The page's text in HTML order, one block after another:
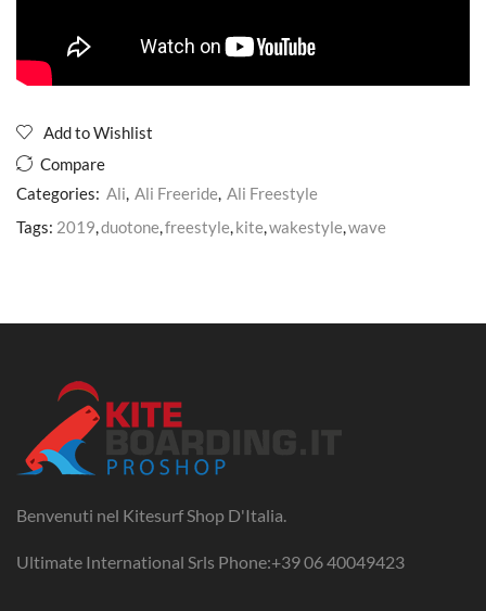
Add to Wishlist
Compare
Categories: Ali, Ali Freeride, Ali Freestyle
Tags: 2019,duotone,freestyle,kite,wakestyle,wave
Benvenuti nel Kitesurf Shop D'Italia.
Ultimate International Srls Phone:+39 06 40049423